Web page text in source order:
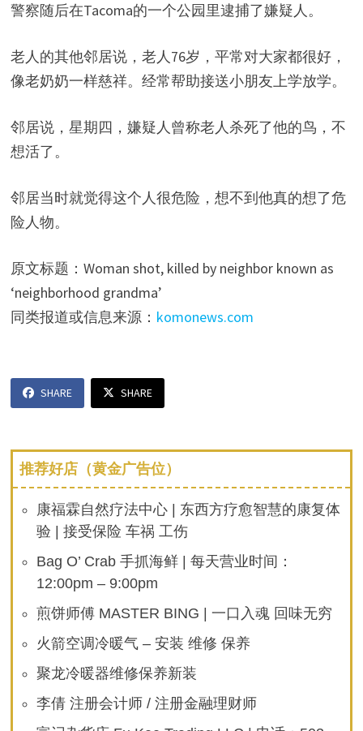
警察随后在Tacoma的一个公园里逮捕了嫌疑人。
老人的其他邻居说，老人76岁，平常对大家都很好，
像老奶奶一样慈祥。经常帮助接送小朋友上学放学。
邻居说，星期四，嫌疑人曾称老人杀死了他的鸟，不
想活了。
邻居当时就觉得这个人很危险，想不到他真的想了危
险人物。
原文标题：Woman shot, killed by neighbor known as
‘neighborhood grandma’
同类报道或信息来源： komonews.com
SHARE SHARE
推荐好店（黄金广告位）
康福霖自然疗法中心 | 东西方疗愈智慧的康复体
验 | 接受保险 车祸 工伤
Bag O’ Crab 手抓海鲜 | 每天营业时间：
12:00pm – 9:00pm
煎饼师傅 MASTER BING | 一口入魂 回味无穷
火箭空调冷暖气 – 安装 维修 保养
聚龙冷暖器维修保养新装
李倩 注册会计师 / 注册金融理财师